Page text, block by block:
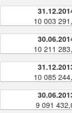
10 003
10 211
10 085
9 091